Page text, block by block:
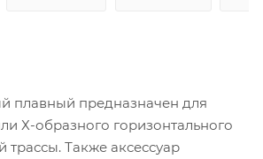
плавный предназначен для
Х-образного горизонтального
трассы. Также аксессуар